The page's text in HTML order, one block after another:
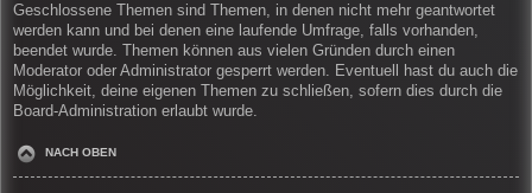
Geschlossene Themen sind Themen, in denen nicht mehr geantwortet
werden kann und bei denen eine laufende Umfrage, falls vorhanden,
beendet wurde. Themen können aus vielen Gründen durch einen
Moderator oder Administrator gesperrt werden. Eventuell hast du auch die
Möglichkeit, deine eigenen Themen zu schließen, sofern dies durch die
Board-Administration erlaubt wurde.
NACH OBEN